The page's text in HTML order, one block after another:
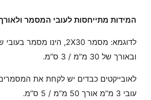
המידות מתייחסות לעובי המסמר
ובאורך של 30 מ”מ / 3 ס”מ.
לאובייקטים כבדים יש לקחת את המסמרים
עובי 3 מ”מ אורך 50 מ”מ / 5 ס”מ.